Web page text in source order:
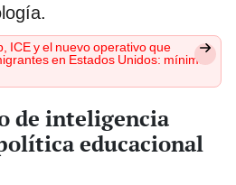
ICE y el nuevo operativo que
en Estados Unidos: mínimo
de inteligencia
educacional